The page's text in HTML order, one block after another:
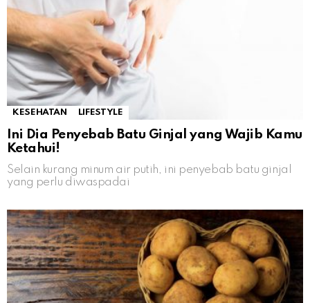
KESEHATAN LIFESTYLE
Ini Dia Penyebab Batu Ginjal yang Wajib Kamu
Ketahui!
Selain kurang minum air putih, ini penyebab batu ginjal
yang perlu diwaspadai